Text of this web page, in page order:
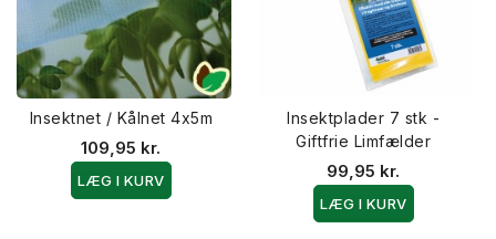
Insektnet / Kålnet 4x5m
109,95 kr.
LÆG I KURV
Insektplader 7 stk -
Giftfrie Limfælder
99,95 kr.
LÆG I KURV